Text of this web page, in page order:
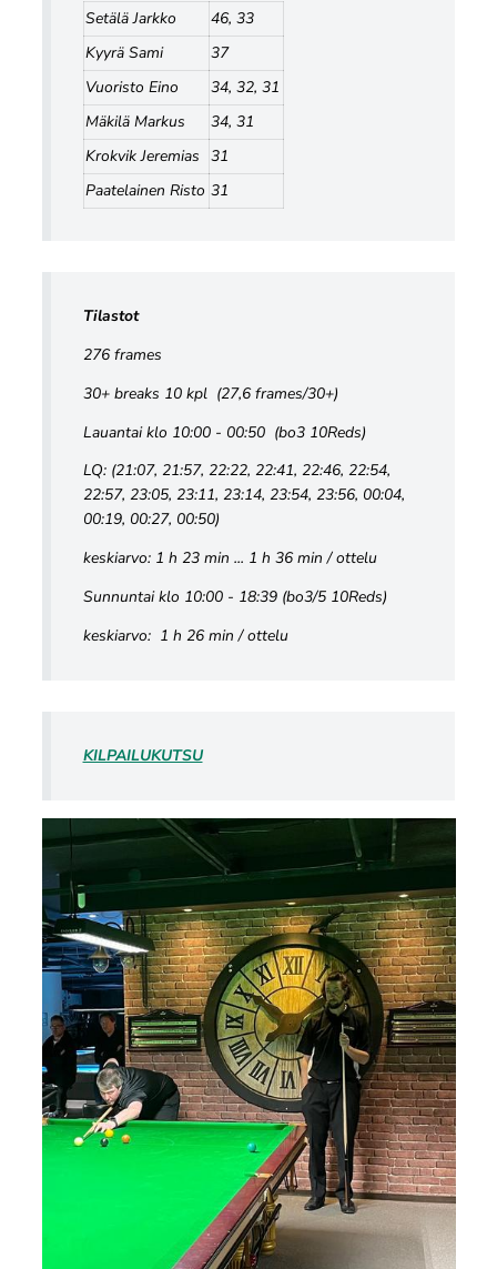
Setälä Jarkko
46, 33
Kyyrä Sami
37
Vuoristo Eino
34, 32, 31
Mäkilä Markus
34, 31
Krokvik Jeremias 31
Paatelainen Risto 31
Tilastot
276 frames
30+ breaks 10 kpl (27,6 frames/30+)
Lauantai klo 10:00 - 00:50 (bo3 10Reds)
LQ: (21:07, 21:57, 22:22, 22:41, 22:46, 22:54,
22:57, 23:05, 23:11, 23:14, 23:54, 23:56, 00:04,
00:19, 00:27, 00:50)
keskiarvo: 1 h 23 min ... 1 h 36 min / ottelu
Sunnuntai klo 10:00 - 18:39 (bo3/5 10Reds)
keskiarvo: 1 h 26 min / ottelu
KILPAILUKUTSU